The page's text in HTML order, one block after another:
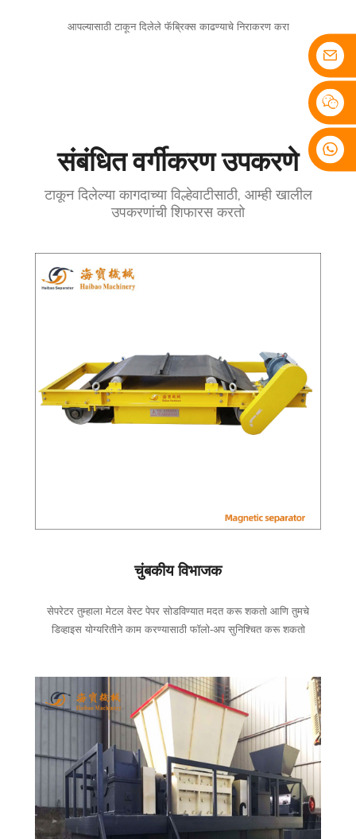
आपल्यासाठी टाकून दिलेले फॅब्रिक्स काढण्याचे निराकरण करा
संबंधित वर्गीकरण उपकरणे
टाकून दिलेल्या कागदाच्या विल्हेवाटीसाठी, आम्ही खालील
उपकरणांची शिफारस करतो
चुंबकीय विभाजक
सेपरेटर तुम्हाला मेटल वेस्ट पेपर सोडविण्यात मदत करू शकतो आणि तुमचे
डिव्हाइस योग्यरितीने काम करण्यासाठी फॉलो-अप सुनिश्चित करू शकतो